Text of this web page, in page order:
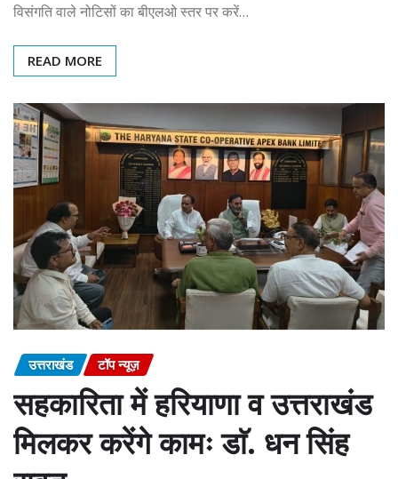
विसंगति वाले नोटिसों का बीएलओ स्तर पर करें…
READ MORE
उत्तराखंड टॉप न्यूज़
सहकारिता में हरियाणा व उत्तराखंड
मिलकर करेंगे कामः डाॅ. धन सिंह